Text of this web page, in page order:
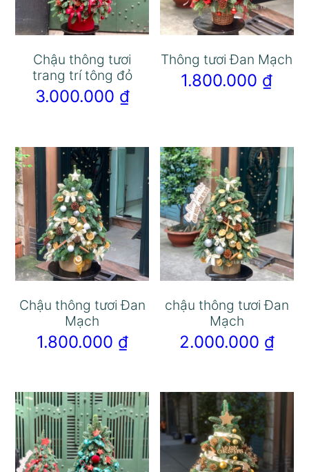
Chậu thông tươi
trang trí tông đỏ
3.000.000 ₫
Thông tươi Đan Mạch
1.800.000 ₫
Chậu thông tươi Đan
Mạch
1.800.000 ₫
chậu thông tươi Đan
Mạch
2.000.000 ₫